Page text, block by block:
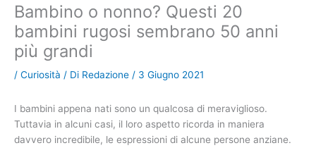
Bambino o nonno? Questi 20
bambini rugosi sembrano 50 anni
più grandi
/ Curiosità / Di Redazione / 3 Giugno 2021
I bambini appena nati sono un qualcosa di meraviglioso.
Tuttavia in alcuni casi, il loro aspetto ricorda in maniera
davvero incredibile, le espressioni di alcune persone anziane.